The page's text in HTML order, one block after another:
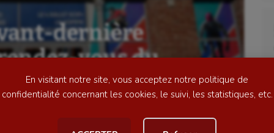
En visitant notre site, vous acceptez notre politique de
confidentialité concernant les cookies, le suivi, les statistiques, etc.
Longue paume
Moto
Natation artistique
dernière
vous du